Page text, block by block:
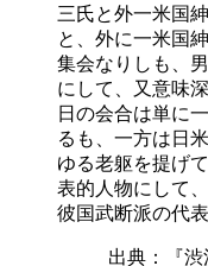
三氏と外一米国
と、外に一米国
集会なりしも、
にして、又意味
日の会合は単に
るも、一方は日
ゆる老躯を提げ
表的人物にして
彼国武断派の代
出典：『渋